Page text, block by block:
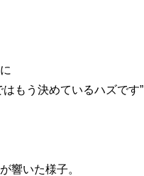
はもう決めているハズです”
響いた様子。